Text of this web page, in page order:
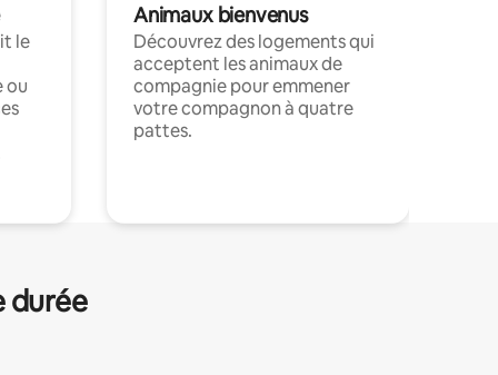
le
ou
Animaux bienvenus
Découvrez des logements qui
acceptent les animaux de
compagnie pour emmener
votre compagnon à quatre
pattes.
durée